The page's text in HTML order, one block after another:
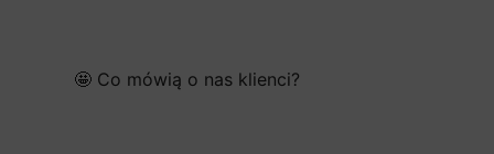
🤩 Co mówią o nas klienci?